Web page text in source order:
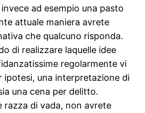
ad esempio una pasto
attuale maniera avrete
che qualcuno risponda.
di realizzare laquelle idee
regolarmente vi
ipotesi, una interpretazione di
una cena per delitto.
razza di vada, non avrete